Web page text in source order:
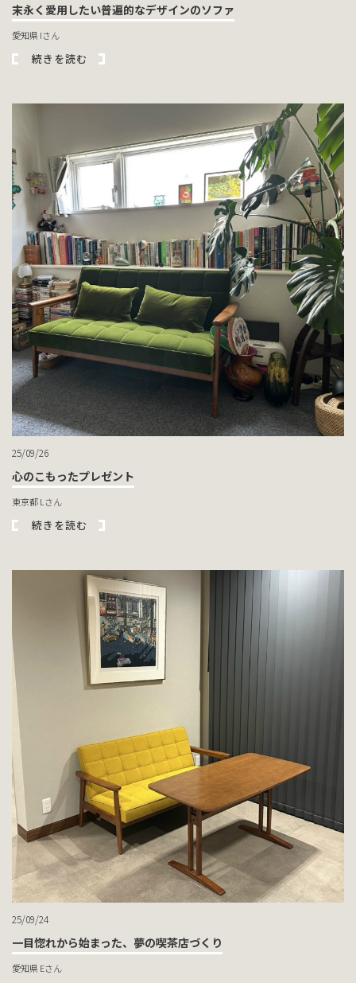
末永く愛用したい普遍的なデザインのソファ
愛知県 Iさん
続きを読む
25/09/26
心のこもったプレゼント
東京都 Lさん
続きを読む
25/09/24
一目惚れから始まった、夢の喫茶店づくり
愛知県 Eさん